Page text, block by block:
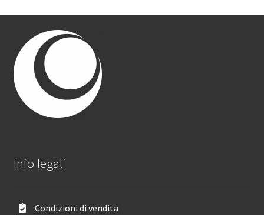
Info legali
Condizioni di vendita